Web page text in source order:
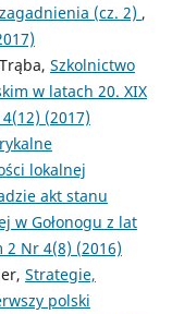
(cz. 2) ,
Szkolnictwo
w latach 20. XIX
(2017)
lokalnej
akt stanu
w Gołonogu z lat
2 Nr 4(8) (2016)
Strategie,
polski